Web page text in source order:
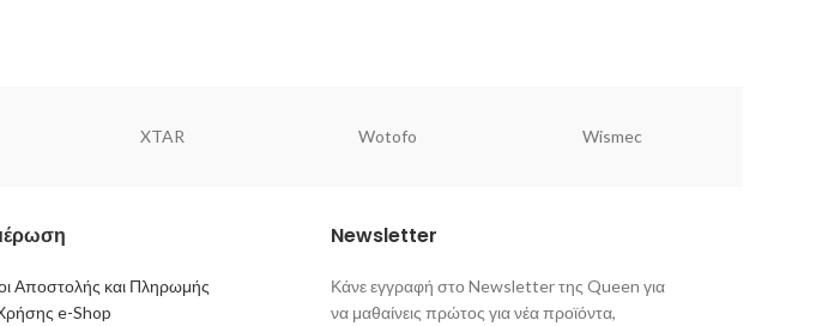
XTAR Wotofo Wismec
Αποστολής και Πληρωμής
e-Shop
Newsletter
Κάνε εγγραφή στο Newsletter της Queen για
να μαθαίνεις πρώτος για νέα προϊόντα,